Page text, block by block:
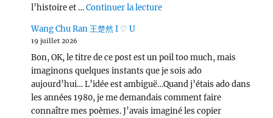
l’histoire et …Continuer la lecturede « Love, Lies, and Spies
Wang Chu Ran 王楚然 I ♡ U
19 juillet 2026
Bon, OK, le titre de ce post est un poil too much, mais
imaginons quelques instants que je sois ado
aujourd’hui… L’idée est ambiguë…Quand j’étais ado dans
les années 1980, je me demandais comment faire
connaître mes poèmes. J’avais imaginé les copier